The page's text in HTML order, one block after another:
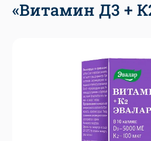
«Витамин Д3 +